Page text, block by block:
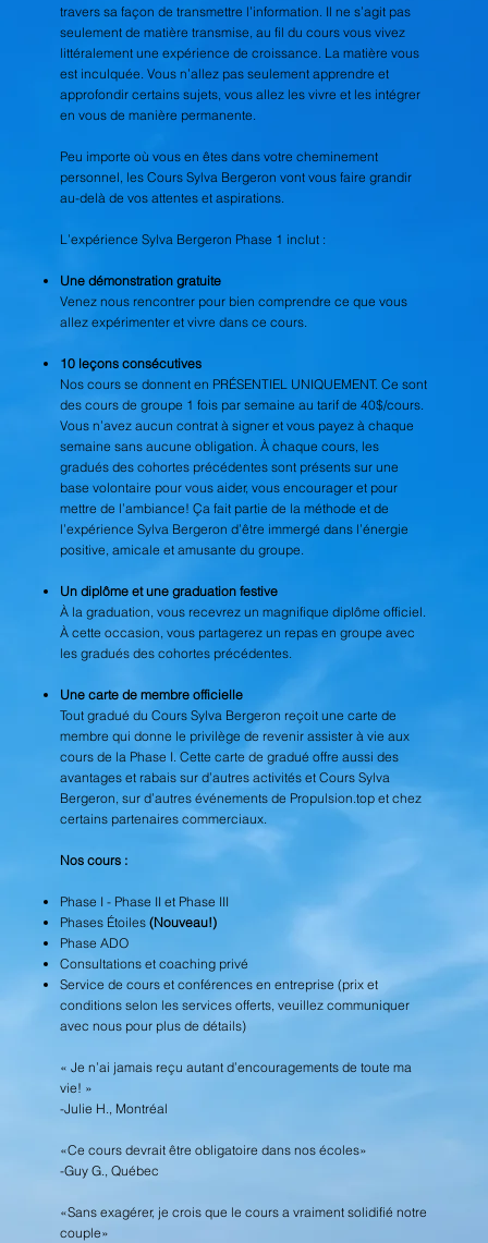
travers sa façon de transmettre l’information. Il ne s’agit pas
seulement de matière transmise, au fil du cours vous vivez
littéralement une expérience de croissance. La matière vous
est inculquée. Vous n’allez pas seulement apprendre et
approfondir certains sujets, vous allez les vivre et les intégrer
en vous de manière permanente.
Peu importe où vous en êtes dans votre cheminement
personnel, les Cours Sylva Bergeron vont vous faire grandir
au-delà de vos attentes et aspirations.
L’expérience Sylva Bergeron Phase 1 inclut :
Une démonstration gratuite
Venez nous rencontrer pour bien comprendre ce que vous
allez expérimenter et vivre dans ce cours.
10 leçons consécutives
Nos cours se donnent en PRÉSENTIEL UNIQUEMENT. Ce sont
des cours de groupe 1 fois par semaine au tarif de 40$/cours.
Vous n’avez aucun contrat à signer et vous payez à chaque
semaine sans aucune obligation. À chaque cours, les
gradués des cohortes précédentes sont présents sur une
base volontaire pour vous aider, vous encourager et pour
mettre de l’ambiance! Ça fait partie de la méthode et de
l’expérience Sylva Bergeron d’être immergé dans l’énergie
positive, amicale et amusante du groupe.
Un diplôme et une graduation festive
À la graduation, vous recevrez un magnifique diplôme officiel.
À cette occasion, vous partagerez un repas en groupe avec
les gradués des cohortes précédentes.
Une carte de membre officielle
Tout gradué du Cours Sylva Bergeron reçoit une carte de
membre qui donne le privilège de revenir assister à vie aux
cours de la Phase I. Cette carte de gradué offre aussi des
avantages et rabais sur d’autres activités et Cours Sylva
Bergeron, sur d’autres événements de Propulsion.top et chez
certains partenaires commerciaux.
Nos cours :
Phase I - Phase II et Phase III
Phases Étoiles(Nouveau!)
Phase ADO
Consultations et coaching privé
Service de cours et conférences en entreprise(prix et
conditions selon les services offerts, veuillez communiquer
avec nous pour plus de détails)
« Je n’ai jamais reçu autant d’encouragements de toute ma
vie! »
-Julie H., Montréal
«Ce cours devrait être obligatoire dans nos écoles»
-Guy G., Québec
«Sans exagérer, je crois que le cours a vraiment solidifié notre
couple»